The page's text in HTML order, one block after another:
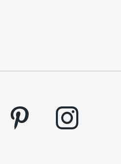
pinterest instagram